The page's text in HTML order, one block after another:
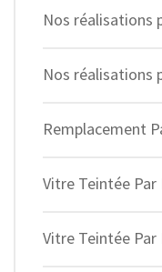
Nos réalisations
Nos réalisations
Remplacement
Vitre Teintée Par
Vitre Teintée